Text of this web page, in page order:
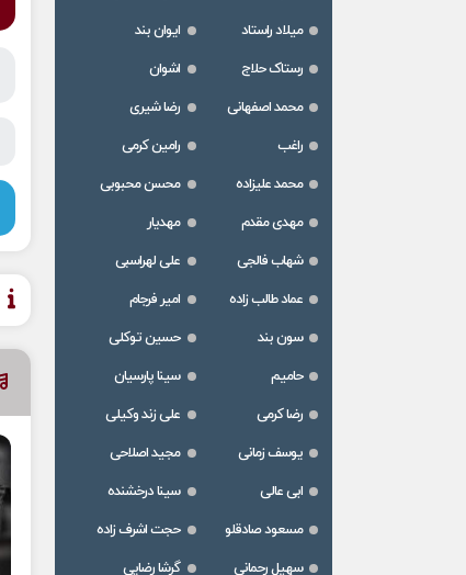
میلاد راستاد
ایوان بند
رستاک حلاج
اشوان
محمد اصفهانی
رضا شیری
راغب
رامین کرمی
محمد علیزاده
محسن محبوبی
مهدی مقدم
مهدیار
شهاب فالجی
علی لهراسبی
عماد طالب زاده
امیر فرجام
سون بند
حسین توکلی
حامیم
سینا پارسیان
رضا کرمی
علی زند وکیلی
یوسف زمانی
مجید اصلاحی
ابی عالی
سینا درخشنده
مسعود صادقلو
حجت اشرف زاده
سهیل رحمانی
گرشا رضایی